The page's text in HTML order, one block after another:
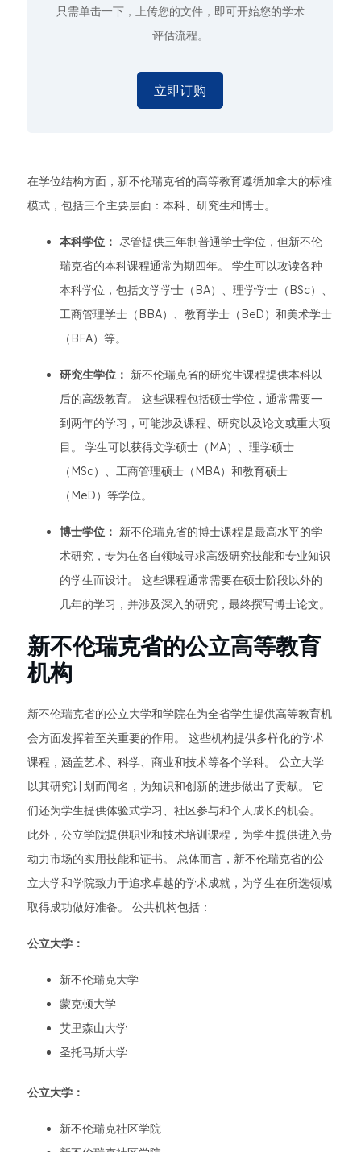
只需单击一下，上传您的文件，即可开始您的学术
评估流程。
立即订购
在学位结构方面，新不伦瑞克省的高等教育遵循加拿大的标准
模式，包括三个主要层面：本科、研究生和博士。
本科学位： 尽管提供三年制普通学士学位，但新不伦
瑞克省的本科课程通常为期四年。 学生可以攻读各种
本科学位，包括文学学士（BA）、理学学士（BSc）、
工商管理学士（BBA）、教育学士（BeD）和美术学士
（BFA）等。
研究生学位： 新不伦瑞克省的研究生课程提供本科以
后的高级教育。 这些课程包括硕士学位，通常需要一
到两年的学习，可能涉及课程、研究以及论文或重大项
目。 学生可以获得文学硕士（MA）、理学硕士
（MSc）、工商管理硕士（MBA）和教育硕士
（MeD）等学位。
博士学位： 新不伦瑞克省的博士课程是最高水平的学
术研究，专为在各自领域寻求高级研究技能和专业知识
的学生而设计。 这些课程通常需要在硕士阶段以外的
几年的学习，并涉及深入的研究，最终撰写博士论文。
新不伦瑞克省的公立高等教育
机构
新不伦瑞克省的公立大学和学院在为全省学生提供高等教育机
会方面发挥着至关重要的作用。 这些机构提供多样化的学术
课程，涵盖艺术、科学、商业和技术等各个学科。 公立大学
以其研究计划而闻名，为知识和创新的进步做出了贡献。 它
们还为学生提供体验式学习、社区参与和个人成长的机会。
此外，公立学院提供职业和技术培训课程，为学生提供进入劳
动力市场的实用技能和证书。 总体而言，新不伦瑞克省的公
立大学和学院致力于追求卓越的学术成就，为学生在所选领域
取得成功做好准备。 公共机构包括：
公立大学：
新不伦瑞克大学
蒙克顿大学
艾里森山大学
圣托马斯大学
公立大学：
新不伦瑞克社区学院